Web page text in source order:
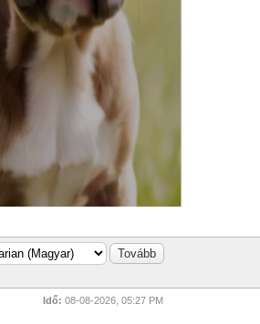
Idő: 08-08-2026, 05:27 PM